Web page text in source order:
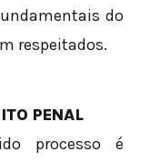
do
respeitados.
PENAL
processo é